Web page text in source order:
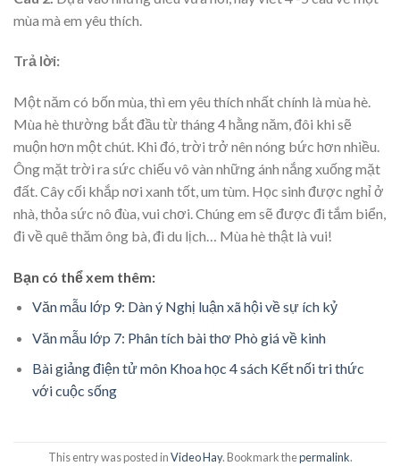
mùa mà em yêu thích.
Trả lời:
Một năm có bốn mùa, thì em yêu thích nhất chính là mùa hè.
Mùa hè thường bắt đầu từ tháng 4 hằng năm, đôi khi sẽ
muộn hơn một chút. Khi đó, trời trở nên nóng bức hơn nhiều.
Ông mặt trời ra sức chiếu vô vàn những ánh nắng xuống mặt
đất. Cây cối khắp nơi xanh tốt, um tùm. Học sinh được nghỉ ở
nhà, thỏa sức nô đùa, vui chơi. Chúng em sẽ được đi tắm biển,
đi về quê thăm ông bà, đi du lịch… Mùa hè thật là vui!
Bạn có thể xem thêm:
Văn mẫu lớp 9: Dàn ý Nghị luận xã hội về sự ích kỷ
Văn mẫu lớp 7: Phân tích bài thơ Phò giá về kinh
Bài giảng điện tử môn Khoa học 4 sách Kết nối tri thức
với cuộc sống
This entry was posted inVideo Hay. Bookmark thepermalink.